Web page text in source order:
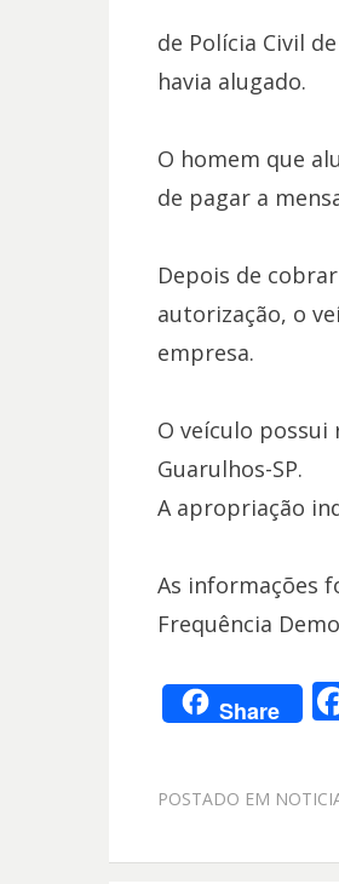
de Polícia Civil
havia alugado.
O homem que
de pagar a
Depois de
autorização, o
empresa.
O veículo
Guarulhos-SP.
A apropriação
As informações
Frequência
Share
POSTADO EM